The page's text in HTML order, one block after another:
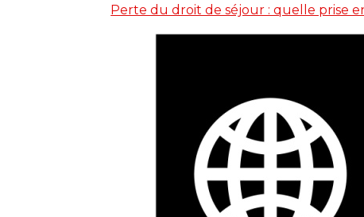
Perte du droit de séjour : quelle prise